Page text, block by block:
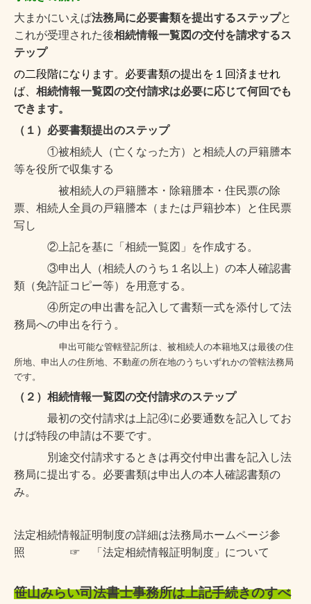
大まかにいえば法務局に必要書類を提出するステップと
これが受理された後相続情報一覧図の交付を請求するス
テップ
の二段階になります。必要書類の提出を１回済ませれ
ば、 相続情報一覧図の交付請求は必要に応じて何回でも
できます。
（１）必要書類提出のステップ
①被相続人（亡くなった方）と相続人の戸籍謄本
等を役所で収集する
被相続人の戸籍謄本・除籍謄本・住民票の除
票、相続人全員の戸籍謄本（または戸籍抄本）と住民票
写し
②上記を基に「相続一覧図」を作成する。
③申出人（相続人のうち１名以上）の本人確認書
類（免許証コピー等）を用意する。
④所定の申出書を記入して書類一式を添付して法
務局への申出を行う。
申出可能な管轄登記所は、 被相続人の本籍地又は最後の住
所地、申出人の住所地、不動産の所在地のうちいずれかの管轄法務局
です。
（２） 相続情報一覧図の交付請求のステップ
最初の交付請求は上記④に必要通数を記入してお
けば特段の申請は不要です。
別途交付請求するときは再交付申出書を記入し法
務局に提出する。必要書類は申出人の本人確認書類の
み。
法定相続情報証明制度の詳細は法務局ホームページ参
照 ☞
「法定相続情報証明制度」について
笹山みらい司法書士事務所は上記手続きのすべ